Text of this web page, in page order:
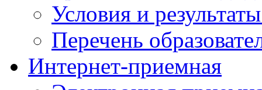
Условия и
Перечень
Интернет-приемная